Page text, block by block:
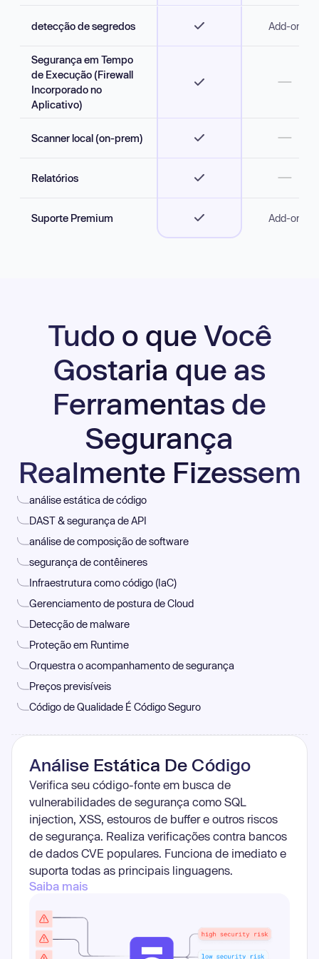
Escaneamento de
Gerenciamento de
Inventário de Ativos
Análise de Caminho de
Ataque
Estendido
Detecção de Malware em
Containers
detecção de segredos Add-on
Segurança em Tempo
de Execução (Firewall
Incorporado no
Aplicativo)
Scanner local (on-prem)
Relatórios
Suporte Premium Add-on
Tudo o que Você
Gostaria que as
Ferramentas de
Segurança
Realmente Fizessem
análise estática de código
DAST & segurança de API
análise de composição de software
segurança de contêineres
Infraestrutura como código (IaC)
Gerenciamento de postura de Cloud
Detecção de malware
Proteção em Runtime
Orquestra o acompanhamento de segurança
Preços previsíveis
Código de Qualidade É Código Seguro
Análise Estática De Código
Verifica seu código-fonte em busca de
vulnerabilidades de segurança como SQL
injection, XSS, estouros de buffer e outros riscos
de segurança. Realiza verificações contra bancos
de dados CVE populares. Funciona de imediato e
suporta todas as principais linguagens.
Saiba mais